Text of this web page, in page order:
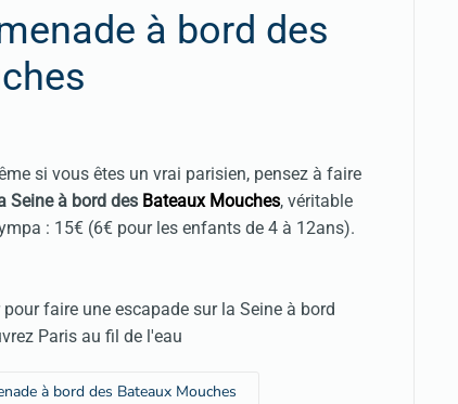
à bord des
si vous êtes un vrai parisien, pensez à faire
Seine à bord des Bateaux Mouches, véritable
: 15€ (6€ pour les enfants de 4 à 12ans).
faire une escapade sur la Seine à bord
Paris au fil de l'eau
à bord des Bateaux Mouches